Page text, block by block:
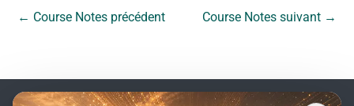
← Course Notes précédent Course Notes suivant →